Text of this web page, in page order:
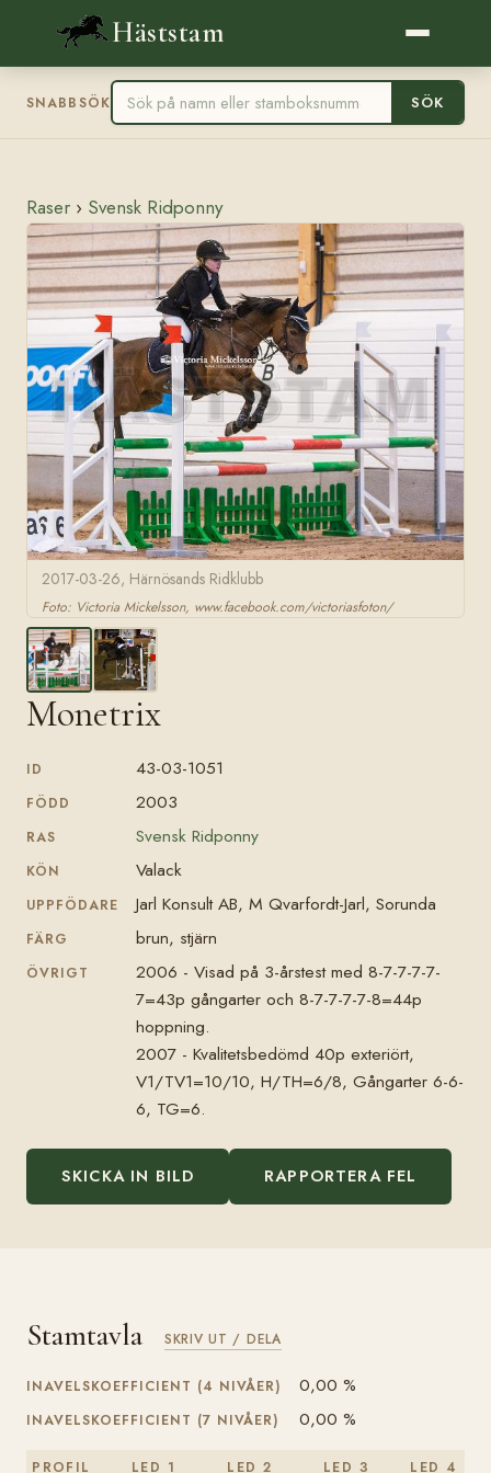
Häststam
SNABBSÖK SÖK
Raser › Svensk Ridponny
2017-03-26, Härnösands Ridklubb
Foto: Victoria Mickelsson, www.facebook.com/victoriasfoton/
Monetrix
ID 43-03-1051
FÖDD 2003
RAS Svensk Ridponny
KÖN Valack
UPPFÖDARE Jarl Konsult AB, M Qvarfordt-Jarl, Sorunda
FÄRG brun, stjärn
ÖVRIGT
2006 - Visad på 3-årstest med 8-7-7-7-7-
7=43p gångarter och 8-7-7-7-7-8=44p
hoppning.
2007 - Kvalitetsbedömd 40p exteriört,
V1/TV1=10/10, H/TH=6/8, Gångarter 6-6-
6, TG=6.
SKICKA IN BILD RAPPORTERA FEL
Stamtavla SKRIV UT / DELA
INAVELSKOEFFICIENT (4 NIVÅER) 0,00 %
INAVELSKOEFFICIENT (7 NIVÅER) 0,00 %
PROFIL LED 1 LED 2 LED 3 LED 4